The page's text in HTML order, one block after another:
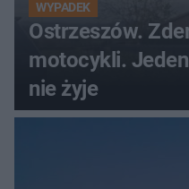
WYPADEK
Ostrzeszów.
motocykli.
nie żyje